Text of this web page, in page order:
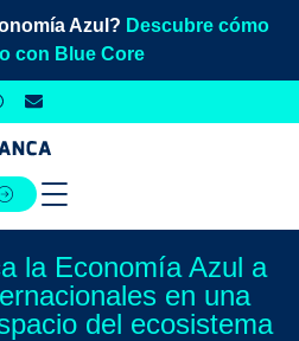
Azul? Descubre cómo
con Blue Core
la Economía Azul a
en una
del ecosistema